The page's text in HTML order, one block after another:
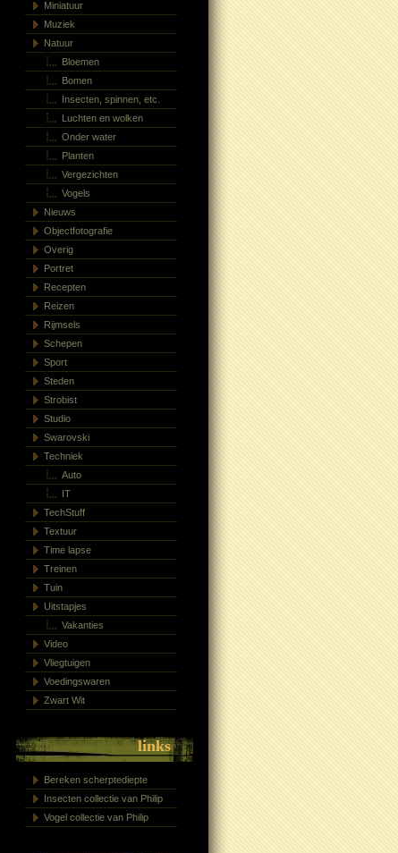
Miniatuur
Muziek
Natuur
Bloemen
Bomen
Insecten, spinnen, etc.
Luchten en wolken
Onder water
Planten
Vergezichten
Vogels
Nieuws
Objectfotografie
Overig
Portret
Recepten
Reizen
Rijmsels
Schepen
Sport
Steden
Strobist
Studio
Swarovski
Techniek
Auto
IT
TechStuff
Textuur
Time lapse
Treinen
Tuin
Uitstapjes
Vakanties
Video
Vliegtuigen
Voedingswaren
Zwart Wit
links
Bereken scherptediepte
Insecten collectie van Philip
Vogel collectie van Philip